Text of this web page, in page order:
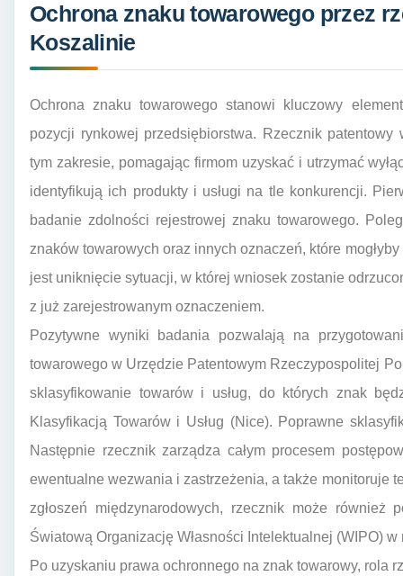
Ochrona znaku towarowego przez
Koszalinie
Ochrona znaku towarowego stanowi kluczowy
pozycji rynkowej przedsiębiorstwa. Rzecznik
tym zakresie, pomagając firmom uzyskać i utrzymać
identyfikują ich produkty i usługi na tle konkurencji.
badanie zdolności rejestrowej znaku towarowego.
znaków towarowych oraz innych oznaczeń, które
jest uniknięcie sytuacji, w której wniosek zostanie
z już zarejestrowanym oznaczeniem.
Pozytywne wyniki badania pozwalają na
towarowego w Urzędzie Patentowym Rzeczypospolitej
sklasyfikowanie towarów i usług, do których znak
Klasyfikacją Towarów i Usług (Nice). Poprawne
Następnie rzecznik zarządza całym procesem
ewentualne wezwania i zastrzeżenia, a także monitoruje
zgłoszeń międzynarodowych, rzecznik może również
Światową Organizację Własności Intelektualnej (WIPO)
Po uzyskaniu prawa ochronnego na znak towarowy, rola